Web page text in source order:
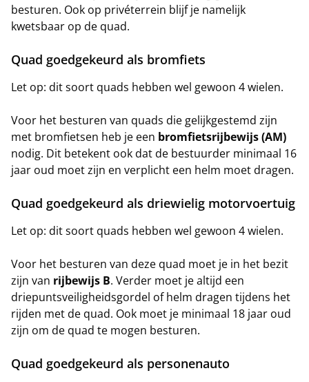
besturen. Ook op privéterrein blijf je namelijk
kwetsbaar op de quad.
Quad goedgekeurd als bromfiets
Let op: dit soort quads hebben wel gewoon 4 wielen.
Voor het besturen van quads die gelijkgestemd zijn
met bromfietsen heb je een bromfietsrijbewijs (AM)
nodig. Dit betekent ook dat de bestuurder minimaal 16
jaar oud moet zijn en verplicht een helm moet dragen.
Quad goedgekeurd als driewielig motorvoertuig
Let op: dit soort quads hebben wel gewoon 4 wielen.
Voor het besturen van deze quad moet je in het bezit
zijn van rijbewijs B. Verder moet je altijd een
driepuntsveiligheidsgordel of helm dragen tijdens het
rijden met de quad. Ook moet je minimaal 18 jaar oud
zijn om de quad te mogen besturen.
Quad goedgekeurd als personenauto